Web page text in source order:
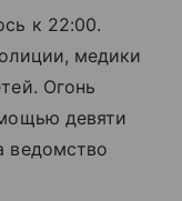
к 22:00.
медики
Огонь
девяти
ведомство